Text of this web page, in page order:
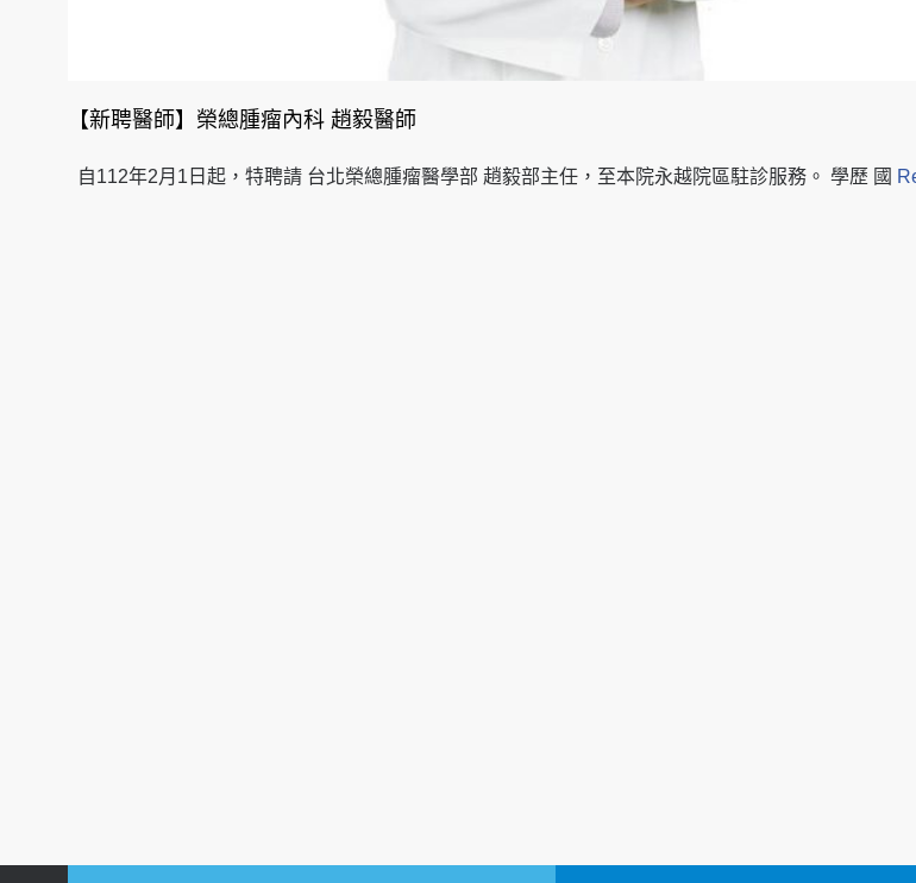
【新聘醫師】榮總腫瘤內科 趙毅醫師
自112年2月1日起，特聘請 台北榮總腫瘤醫學部 趙毅部主任，至本院永越院區駐診服務。 學歷 國